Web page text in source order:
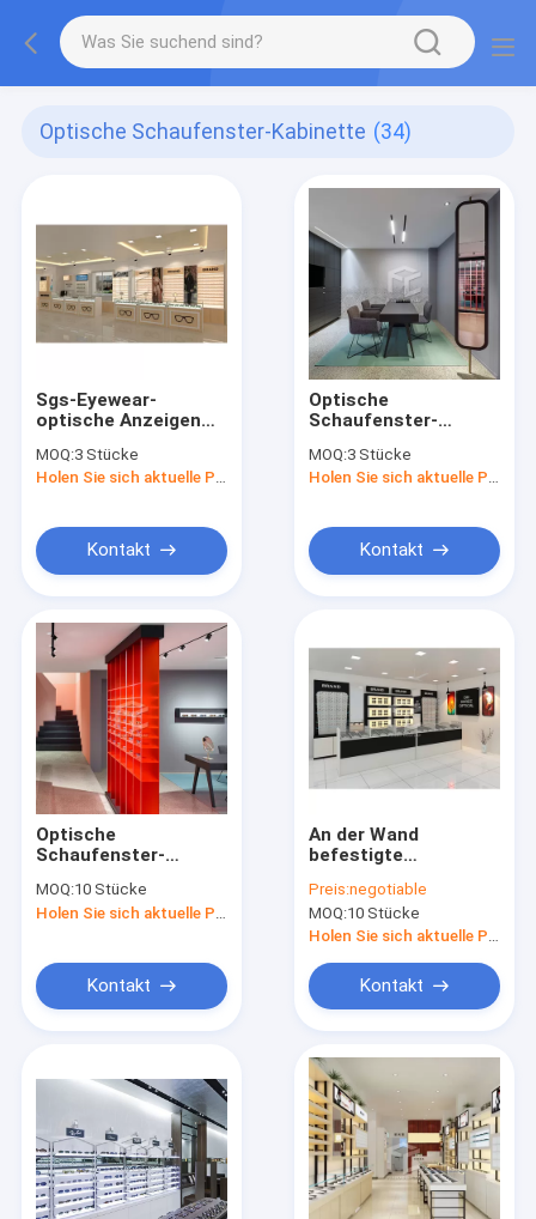
Optische Schaufenster-Kabinette (34)
Sgs-Eyewear-
optische Anzeigen
MOQ:3 Stücke
Holen Sie sich aktuelle Preis
Kontakt
Optische
Schaufenster-
MOQ:3 Stücke
Holen Sie sich aktuelle Preis
Kontakt
Optische
Schaufenster-
MOQ:10 Stücke
Kontakt
An der Wand
befestigte
Soems mit Glastüren
16mm starkem MDF
Preis:negotiable
MOQ:10 Stücke
Kontakt